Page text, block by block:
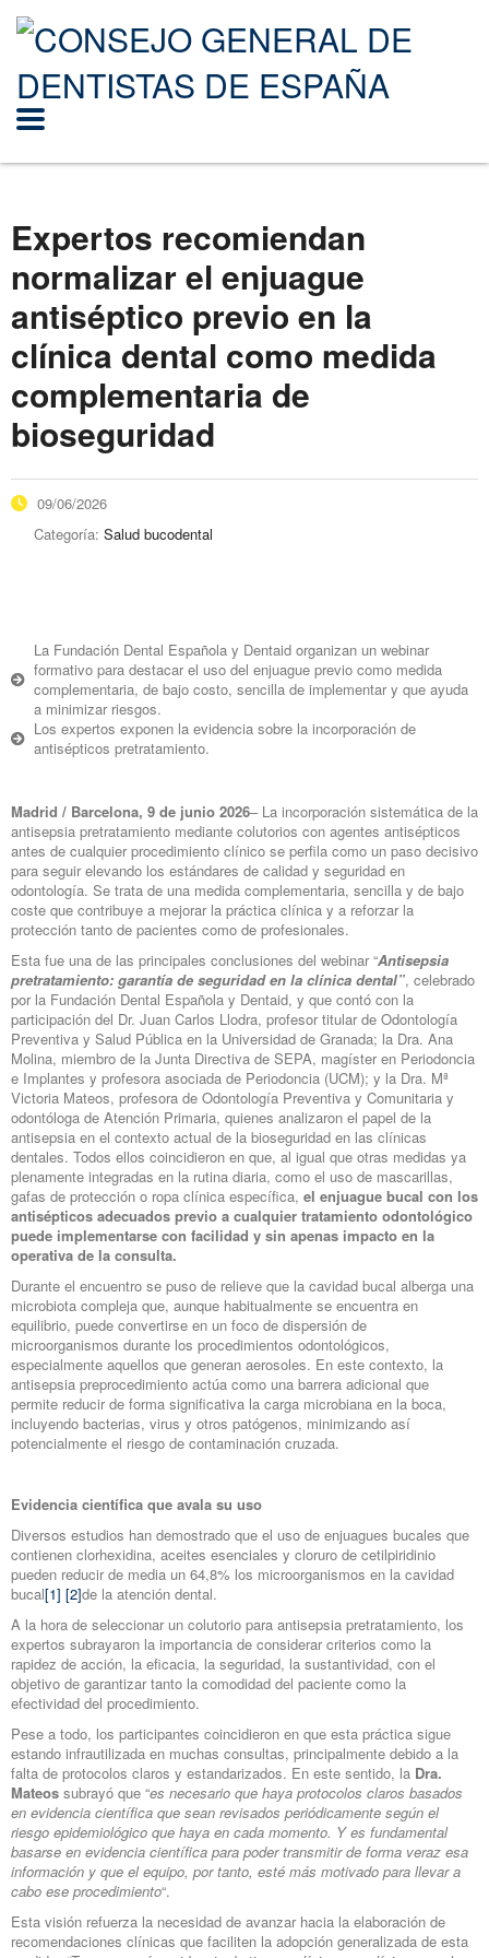
Expertos recomiendan
normalizar el enjuague
antiséptico previo en la
clínica dental como medida
complementaria de
bioseguridad
09/06/2026
Categoría: Salud bucodental
La Fundación Dental Española y Dentaid organizan un webinar
formativo para destacar el uso del enjuague previo como medida
complementaria, de bajo costo, sencilla de implementar y que ayuda
a minimizar riesgos.
Los expertos exponen la evidencia sobre la incorporación de
antisépticos pretratamiento.
Madrid / Barcelona, 9 de junio 2026– La incorporación sistemática de la
antisepsia pretratamiento mediante colutorios con agentes antisépticos
antes de cualquier procedimiento clínico se perfila como un paso decisivo
para seguir elevando los estándares de calidad y seguridad en
odontología. Se trata de una medida complementaria, sencilla y de bajo
coste que contribuye a mejorar la práctica clínica y a reforzar la
protección tanto de pacientes como de profesionales.
Esta fue una de las principales conclusiones del webinar “Antisepsia
pretratamiento: garantía de seguridad en la clínica dental”, celebrado
por la Fundación Dental Española y Dentaid, y que contó con la
participación del Dr. Juan Carlos Llodra, profesor titular de Odontología
Preventiva y Salud Pública en la Universidad de Granada; la Dra. Ana
Molina, miembro de la Junta Directiva de SEPA, magíster en Periodoncia
e Implantes y profesora asociada de Periodoncia (UCM); y la Dra. Mª
Victoria Mateos, profesora de Odontología Preventiva y Comunitaria y
odontóloga de Atención Primaria, quienes analizaron el papel de la
antisepsia en el contexto actual de la bioseguridad en las clínicas
dentales. Todos ellos coincidieron en que, al igual que otras medidas ya
plenamente integradas en la rutina diaria, como el uso de mascarillas,
gafas de protección o ropa clínica específica, el enjuague bucal con los
antisépticos adecuados previo a cualquier tratamiento odontológico
puede implementarse con facilidad y sin apenas impacto en la
operativa de la consulta.
Durante el encuentro se puso de relieve que la cavidad bucal alberga una
microbiota compleja que, aunque habitualmente se encuentra en
equilibrio, puede convertirse en un foco de dispersión de
microorganismos durante los procedimientos odontológicos,
especialmente aquellos que generan aerosoles. En este contexto, la
antisepsia preprocedimiento actúa como una barrera adicional que
permite reducir de forma significativa la carga microbiana en la boca,
incluyendo bacterias, virus y otros patógenos, minimizando así
potencialmente el riesgo de contaminación cruzada.
Evidencia científica que avala su uso
Diversos estudios han demostrado que el uso de enjuagues bucales que
contienen clorhexidina, aceites esenciales y cloruro de cetilpiridinio
pueden reducir de media un 64,8% los microorganismos en la cavidad
bucal[1] [2]de la atención dental.
A la hora de seleccionar un colutorio para antisepsia pretratamiento, los
expertos subrayaron la importancia de considerar criterios como la
rapidez de acción, la eficacia, la seguridad, la sustantividad, con el
objetivo de garantizar tanto la comodidad del paciente como la
efectividad del procedimiento.
Pese a todo, los participantes coincidieron en que esta práctica sigue
estando infrautilizada en muchas consultas, principalmente debido a la
falta de protocolos claros y estandarizados. En este sentido, la Dra.
Mateos subrayó que “es necesario que haya protocolos claros basados
en evidencia científica que sean revisados periódicamente según el
riesgo epidemiológico que haya en cada momento. Y es fundamental
basarse en evidencia científica para poder transmitir de forma veraz esa
información y que el equipo, por tanto, esté más motivado para llevar a
cabo ese procedimiento“.
Esta visión refuerza la necesidad de avanzar hacia la elaboración de
recomendaciones clínicas que faciliten la adopción generalizada de esta